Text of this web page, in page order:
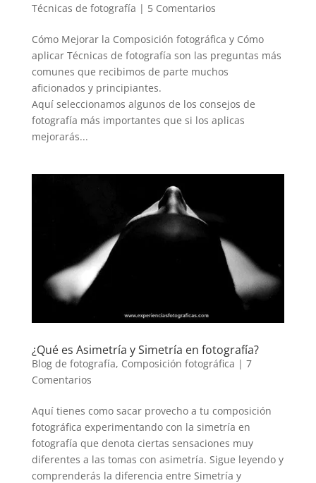
Técnicas de fotografía | 5 Comentarios
Cómo Mejorar la Composición fotográfica y Cómo
aplicar Técnicas de fotografía son las preguntas más
comunes que recibimos de parte muchos
aficionados y principiantes.
Aquí seleccionamos algunos de los consejos de
fotografía más importantes que si los aplicas
mejorarás...
¿Qué es Asimetría y Simetría en fotografía?
Blog de fotografía, Composición fotográfica | 7
Comentarios
Aquí tienes como sacar provecho a tu composición
fotográfica experimentando con la simetría en
fotografía que denota ciertas sensaciones muy
diferentes a las tomas con asimetría. Sigue leyendo y
comprenderás la diferencia entre Simetría y